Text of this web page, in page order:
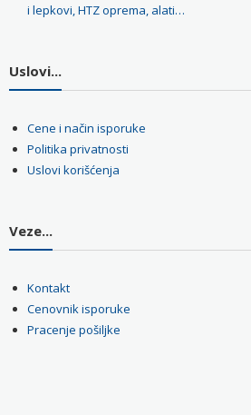
i lepkovi, HTZ oprema, alati…
Uslovi...
Cene i način isporuke
Politika privatnosti
Uslovi korišćenja
Veze...
Kontakt
Cenovnik isporuke
Pracenje pošiljke